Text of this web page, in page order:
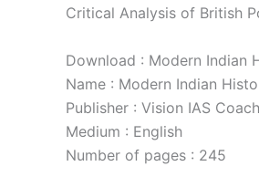
Critical Analysis of British
Download : Modern Indian
Name : Modern Indian
Publisher : Vision IAS
Medium : English
Number of pages : 245